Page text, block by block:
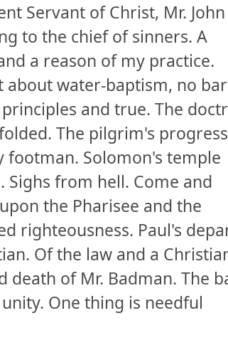
Servant of Christ, Mr. John
to the chief of sinners. A
a reason of my practice.
about water-baptism, no
and true. The
The pilgrim's
footman. Solomon's temple
Sighs from hell. Come and
the Pharisee and the
righteousness. Paul's
Of the law and a
death of Mr. Badman. The
One thing is needful